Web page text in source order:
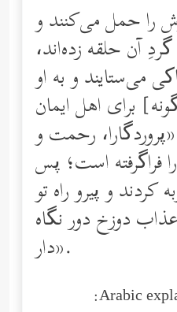
را حمل مى‌كنند و
آن حلقه زده‌اند،
می‌ستایند و به او
براى اهل ایمان
رحمت و
فراگرفته است؛ پس
كردند و پیرو راه تو
دوزخ دور نگاه
دار».
Arabic